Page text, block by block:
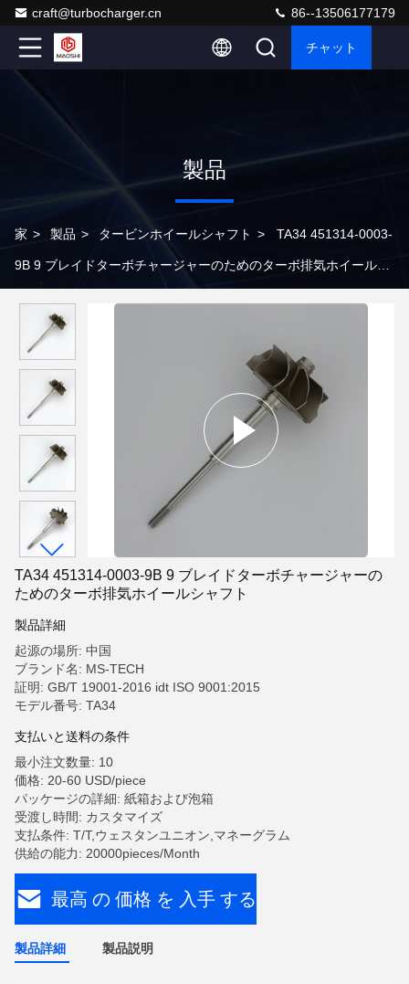
craft@turbocharger.cn 86--13506177179
チャット
製品
家 > 製品 > タービンホイールシャフト > TA34 451314-0003-
9B 9 ブレイドターボチャージャーのためのターボ排気ホイールシ
TA34 451314-0003-9B 9 ブレイドターボチャージャーの
ためのターボ排気ホイールシャフト
製品詳細
起源の場所: 中国
ブランド名: MS-TECH
証明: GB/T 19001-2016 idt ISO 9001:2015
モデル番号: TA34
支払いと送料の条件
最小注文数量: 10
価格: 20-60 USD/piece
パッケージの詳細: 紙箱および泡箱
受渡し時間: カスタマイズ
支払条件: T/T,ウェスタンユニオン,マネーグラム
供給の能力: 20000pieces/Month
最高 の 価格 を 入手 する
製品詳細 製品説明